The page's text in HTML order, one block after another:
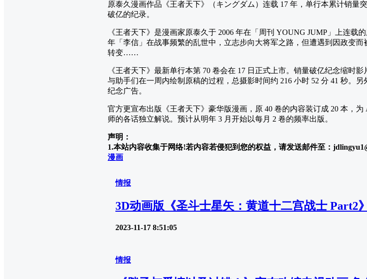
原泰久漫画作品《王者天下》（キングダム）连载 17 年，单行本累计销量
破亿的纪录。
《王者天下》是漫画家原泰久于 2006 年在「周刊 YOUNG JUMP」上连载
年「李信」在战事频繁的乱世中，立志步向大将军之路，但遭遇到因政变
转变……
《王者天下》最新单行本第 70 卷会在 17 日正式上市。销量破亿纪念缩时
与助手们在一周内绘制原稿的过程，总摄影时间约 216 小时 52 分 41 秒。
纪念广告。
官方更宣布出版《王者天下》豪华版漫画，原 40 卷的内容装订成 20 本，
师的各话独立解说。预计从明年 3 月开始以每月 2 卷的频率出版。
声明：
1.本站内容收集于网络!若内容若侵犯到您的权益，请发送邮件至：
漫画
情报
3D动画版《圣斗士星矢：黄道十二宫战士 Part2
2023-11-17 8:51:05
情报